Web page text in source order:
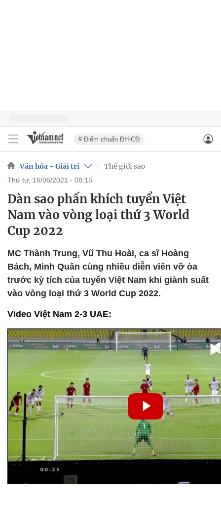
# Điểm chuẩn ĐH-CĐ
Văn hóa - Giải trí Thế giới sao
thứ tư, 16/06/2021 - 08:15
Dàn sao phấn khích tuyển Việt
Nam vào vòng loại thứ 3 World
Cup 2022
MC Thành Trung, Vũ Thu Hoài, ca sĩ Hoàng
Bách, Minh Quân cùng nhiều diễn viên vỡ òa
trước kỳ tích của tuyển Việt Nam khi giành suất
vào vòng loại thứ 3 World Cup 2022.
Video Việt Nam 2-3 UAE: